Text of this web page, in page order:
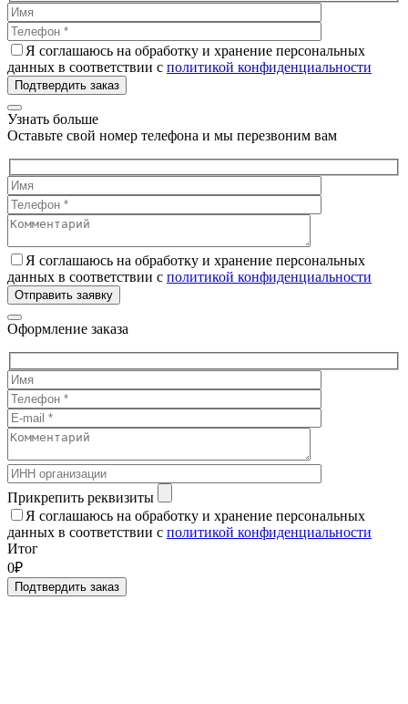
Я соглашаюсь на обработку и хранение персональных
данных в соответствии с политикой конфиденциальности
Подтвердить заказ
Узнать больше
Оставьте свой номер телефона и мы перезвоним вам
Я соглашаюсь на обработку и хранение персональных
данных в соответствии с политикой конфиденциальности
Отправить заявку
Оформление заказа
Прикрепить реквизиты
Я соглашаюсь на обработку и хранение персональных
данных в соответствии с политикой конфиденциальности
Итог
0₽
Подтвердить заказ